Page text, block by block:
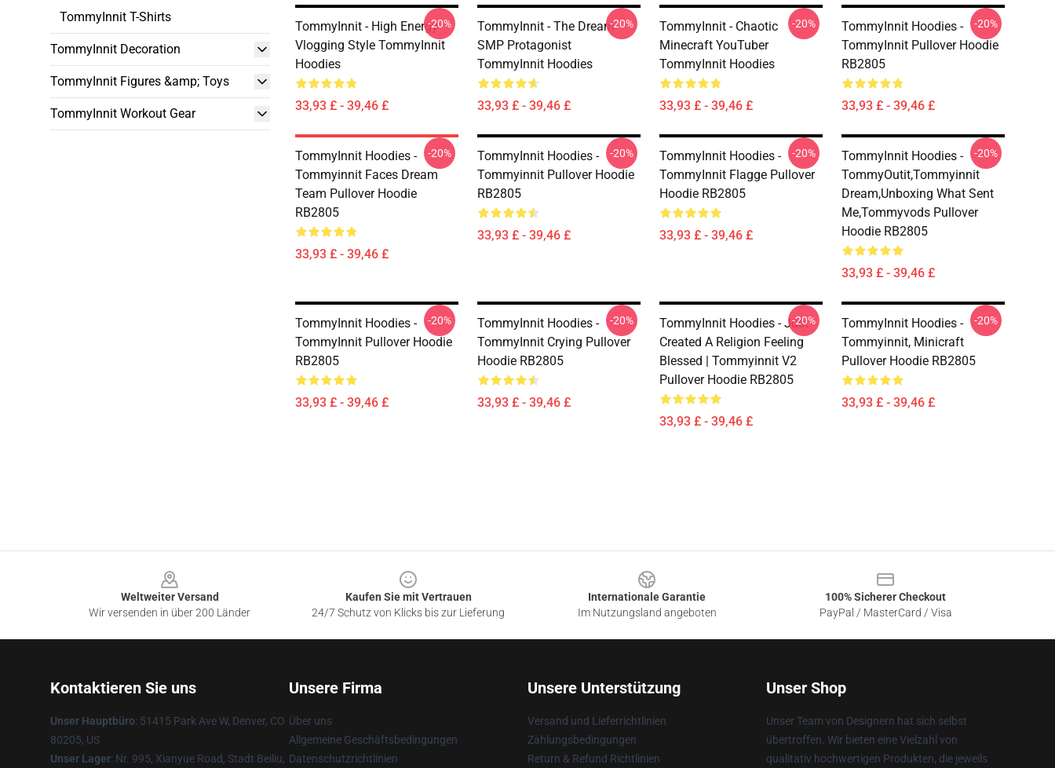
TommyInnit T-Shirts
TommyInnit Decoration
TommyInnit Figures &amp; Toys
TommyInnit Workout Gear
TommyInnit - High Energy
Vlogging Style TommyInnit
Hoodies
33,93 £ - 39,46 £
-20%
TommyInnit - The Dream
SMP Protagonist
TommyInnit Hoodies
33,93 £ - 39,46 £
-20%
TommyInnit - Chaotic
Minecraft YouTuber
TommyInnit Hoodies
33,93 £ - 39,46 £
-20%
TommyInnit Hoodies -
TommyInnit Pullover Hoodie
RB2805
33,93 £ - 39,46 £
-20%
TommyInnit Hoodies -
Tommyinnit Faces Dream
Team Pullover Hoodie
RB2805
33,93 £ - 39,46 £
-20%
TommyInnit Hoodies -
Tommyinnit Pullover Hoodie
RB2805
33,93 £ - 39,46 £
-20%
TommyInnit Hoodies -
TommyInnit Flagge Pullover
Hoodie RB2805
33,93 £ - 39,46 £
-20%
TommyInnit Hoodies -
TommyOutit,Tommyinnit
Dream,Unboxing What Sent
Me,tommyvods Pullover
Hoodie RB2805
33,93 £ - 39,46 £
-20%
TommyInnit Hoodies -
TommyInnit Pullover Hoodie
RB2805
33,93 £ - 39,46 £
-20%
TommyInnit Hoodies -
TommyInnit Crying Pullover
Hoodie RB2805
33,93 £ - 39,46 £
-20%
TommyInnit Hoodies - Just
Created A Religion Feeling
Blessed | Tommyinnit V2
Pullover Hoodie RB2805
33,93 £ - 39,46 £
-20%
TommyInnit Hoodies -
Tommyinnit, Minicraft
Pullover Hoodie RB2805
33,93 £ - 39,46 £
-20%
Weltweiter Versand
Wir versenden in über 200 Länder
Kaufen Sie mit Vertrauen
24/7 Schutz von Klicks bis zur Lieferung
Internationale Garantie
Im Nutzungsland angeboten
100% Sicherer Checkout
PayPal / MasterCard / Visa
Kontaktieren Sie uns
Unser Hauptbüro: 51415 Park Ave W, Denver, CO
80205, US
Unser Lager: Nr. 995, Xianyue Road, Stadt Beiliu,
Unsere Firma
Über uns
Allgemeine Geschäftsbedingungen
Datenschutzrichtlinien
Unsere Unterstützung
Versand und Lieferrichtlinien
Zahlungsbedingungen
Return & Refund Richtlinien
Unser Shop
Unser Team von Designern hat sich selbst
übertroffen. Wir bieten eine Vielzahl von
qualitativ hochwertigen Produkten, die jeweils